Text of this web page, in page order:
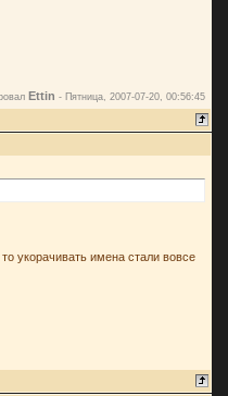
Ettin - Пятница, 2007-07-20, 00:56:45
укорачивать имена стали вовсе